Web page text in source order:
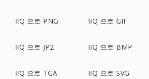
IIQ 으로 PNG IIQ 으로 GIF
IIQ 으로 JP2 IIQ 으로 BMP
IIQ 으로 TGA IIQ 으로 SVG